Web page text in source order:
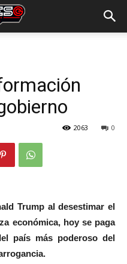
0
2063
Trump al desestimar el
económica, hoy se paga
país más poderoso del